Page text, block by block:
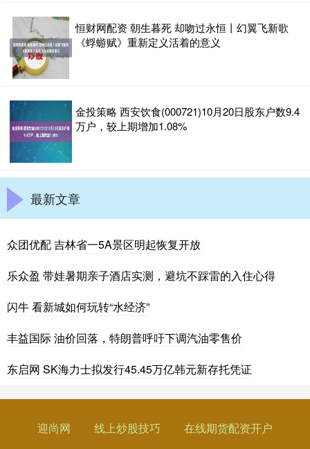
恒财网配资 朝生暮死 却吻过永恒丨幻翼飞新歌
《蜉蝣赋》重新定义活着的意义
金投策略 西安饮食(000721)10月20日股东户数9.4
万户，较上期增加1.08%
最新文章
众团优配 吉林省一5A景区明起恢复开放
乐众盈 带娃暑期亲子酒店实测，避坑不踩雷的入住心得
闪牛 看新城如何玩转“水经济”
丰益国际 油价回落，特朗普呼吁下调汽油零售价
东启网 SK海力士拟发行45.45万亿韩元新存托凭证
迎尚网 线上炒股技巧 在线期货配资开户